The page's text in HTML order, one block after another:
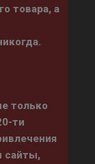
товара, а
только
ти
сайты,